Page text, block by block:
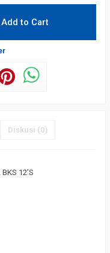
Add to Cart
Diskusi (0)
12’S